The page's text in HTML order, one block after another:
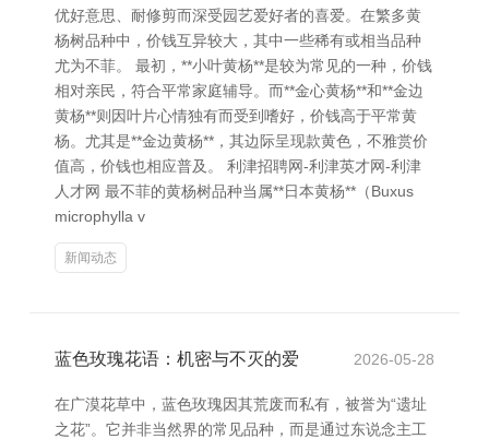
优好意思、耐修剪而深受园艺爱好者的喜爱。在繁多黄
杨树品种中，价钱互异较大，其中一些稀有或相当品种
尤为不菲。 最初，**小叶黄杨**是较为常见的一种，价钱
相对亲民，符合平常家庭辅导。而**金心黄杨**和**金边
黄杨**则因叶片心情独有而受到嗜好，价钱高于平常黄
杨。尤其是**金边黄杨**，其边际呈现款黄色，不雅赏价
值高，价钱也相应普及。 利津招聘网-利津英才网-利津
人才网 最不菲的黄杨树品种当属**日本黄杨**（Buxus
microphylla v
新闻动态
蓝色玫瑰花语：机密与不灭的爱 2026-05-28
在广漠花草中，蓝色玫瑰因其荒废而私有，被誉为“遗址
之花”。它并非当然界的常见品种，而是通过东说念主工